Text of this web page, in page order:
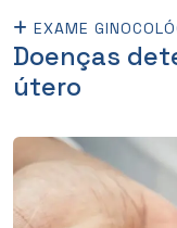
EXAME
Doenças
útero